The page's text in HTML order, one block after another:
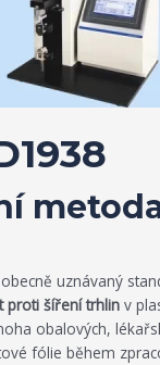
uznávaný
proti šíření trhlin v
obalových,
fólie během